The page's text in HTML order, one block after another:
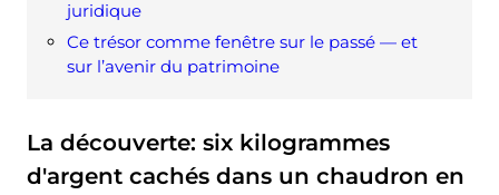
juridique
Ce trésor comme fenêtre sur le passé — et
sur l’avenir du patrimoine
La découverte: six kilogrammes
d'argent cachés dans un chaudron en